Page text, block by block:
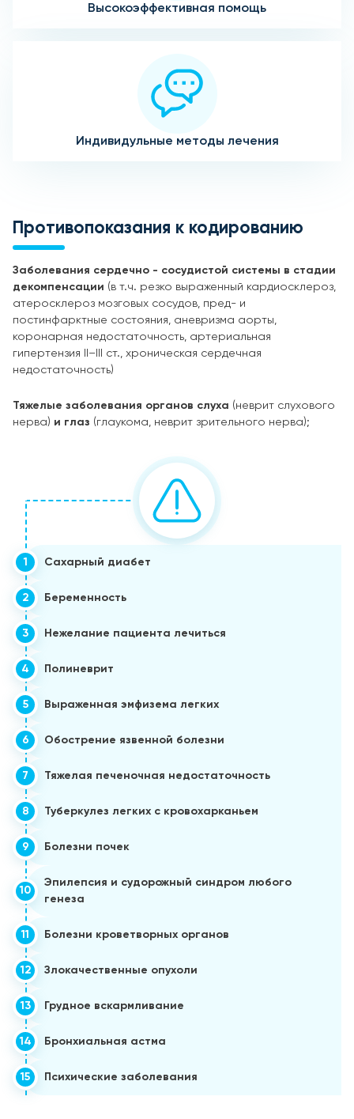
Высокоэффективная помощь
Индивидульные методы лечения
Противопоказания к кодированию
Заболевания сердечно - сосудистой системы в стадии
декомпенсации (в т.ч. резко выраженный кардиосклероз,
атеросклероз мозговых сосудов, пред- и
постинфарктные состояния, аневризма аорты,
коронарная недостаточность, артериальная
гипертензия II–III ст., хроническая сердечная
недостаточность)
Тяжелые заболевания органов слуха (неврит слухового
нерва) и глаз (глаукома, неврит зрительного нерва);
Сахарный диабет
1
Беременность
2
Нежелание пациента лечиться
3
Полиневрит
4
Выраженная эмфизема легких
5
Обострение язвенной болезни
6
Тяжелая печеночная недостаточность
7
Туберкулез легких с кровохарканьем
8
Болезни почек
9
Эпилепсия и судорожный синдром любого
генеза
10
Болезни кроветворных органов
11
Злокачественные опухоли
12
Грудное вскармливание
13
Бронхиальная астма
14
Психические заболевания
15